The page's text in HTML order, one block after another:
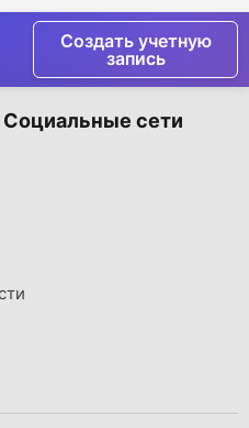
в КитаеСоздать учетную
запись
Социальные сети